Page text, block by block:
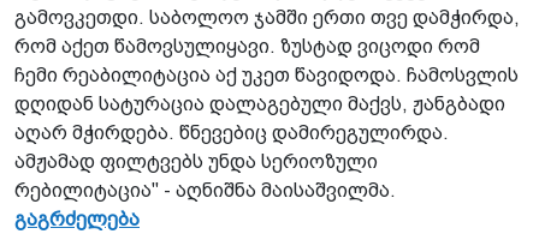
გამოვკეთდი. საბოლოო ჯამში ერთი თვე დამჭირდა,
რომ აქეთ წამოვსულიყავი. ზუსტად ვიცოდი რომ
ჩემი რეაბილიტაცია აქ უკეთ წავიდოდა. ჩამოსვლის
დღიდან სატურაცია დალაგებული მაქვს, ჟანგბადი
აღარ მჭირდება. წნევებიც დამირეგულირდა.
ამჟამად ფილტვებს უნდა სერიოზული
რებილიტაცია" - აღნიშნა მაისაშვილმა.
გაგრძელება